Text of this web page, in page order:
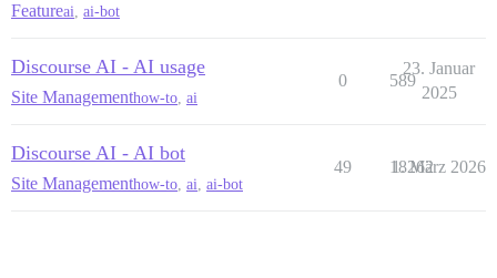
Featureai ai-bot
Discourse AI - AI usage
Site Managementhow-to ai
0 589
23. Januar
2025
Discourse AI - AI bot
Site Managementhow-to ai ai-bot
49 18262
1. März 2026